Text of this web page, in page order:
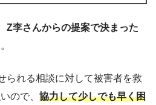
Z李さんからの提案で決まった
られる相談に対して被害者を救
ので、 協力して少しでも早く困